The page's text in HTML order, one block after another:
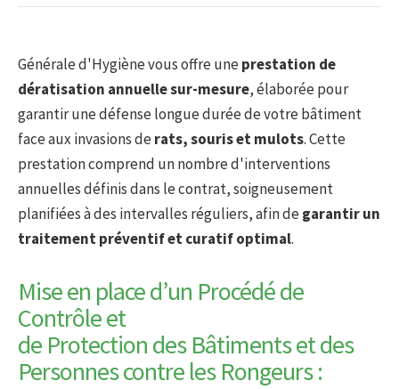
Générale d'Hygiène vous offre uneprestation de
dératisation annuelle sur-mesure, élaborée pour
garantir une défense longue durée de votre bâtiment
face aux invasions derats, souris et mulots. Cette
prestation comprend un nombre d'interventions
annuelles définis dans le contrat, soigneusement
planifiées à des intervalles réguliers, afin degarantir un
traitement préventif et curatif optimal.
Mise en place d’un Procédé de
Contrôle et
de Protection des Bâtiments et des
Personnes contre les Rongeurs :